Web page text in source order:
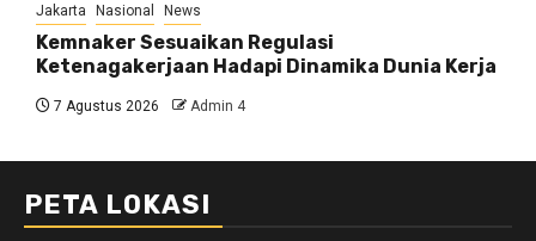
Jakarta Nasional News
Kemnaker Sesuaikan Regulasi
Ketenagakerjaan Hadapi Dinamika Dunia Kerja
7 Agustus 2026 Admin 4
PETA LOKASI